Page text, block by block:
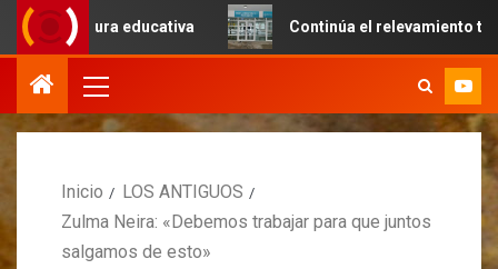
educativa Continúa el relevamiento técnico en
Inicio
LOS ANTIGUOS
Zulma Neira: «Debemos trabajar para que juntos
salgamos de esto»